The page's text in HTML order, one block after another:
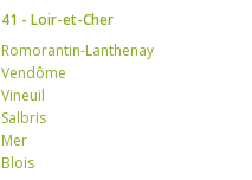
41 - Loir-et-Cher
Romorantin-Lanthenay
Vendôme
Vineuil
Salbris
Mer
Blois